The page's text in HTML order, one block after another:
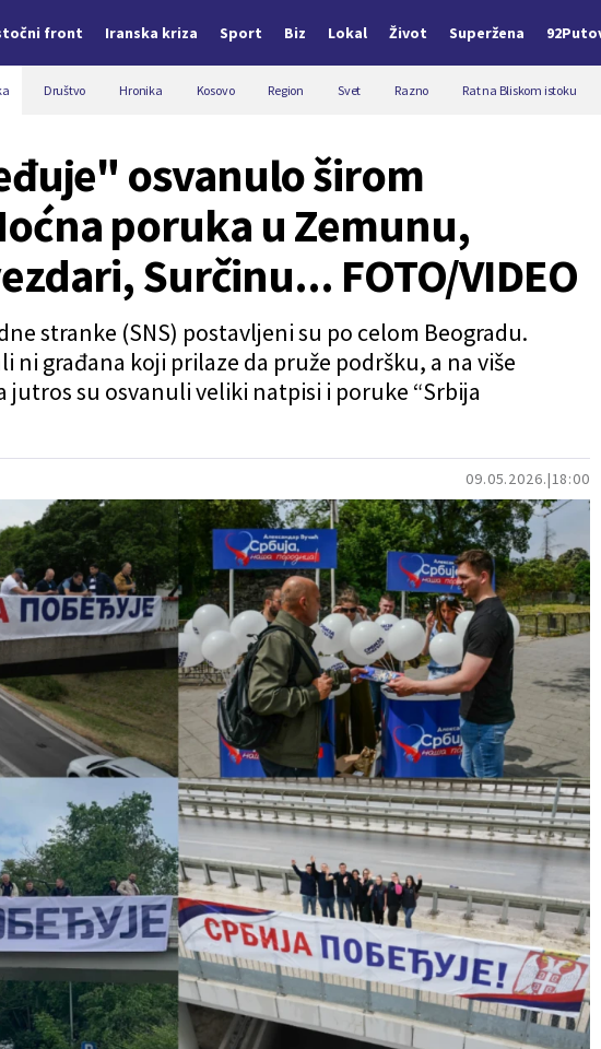
front Iranska kriza Sport Biz Lokal Život Superžena
Društvo Hronika Kosovo Region Svet Razno Rat na Bliskom istoku
09.05.2026. 18:00
osvanulo širom
poruka u Zemunu,
Surčinu... FOTO/VIDEO
stranke (SNS) postavljeni su po celom Beogradu.
ni građana koji prilaze da pruže podršku, a na više
jutros su osvanuli veliki natpisi i poruke “Srbija